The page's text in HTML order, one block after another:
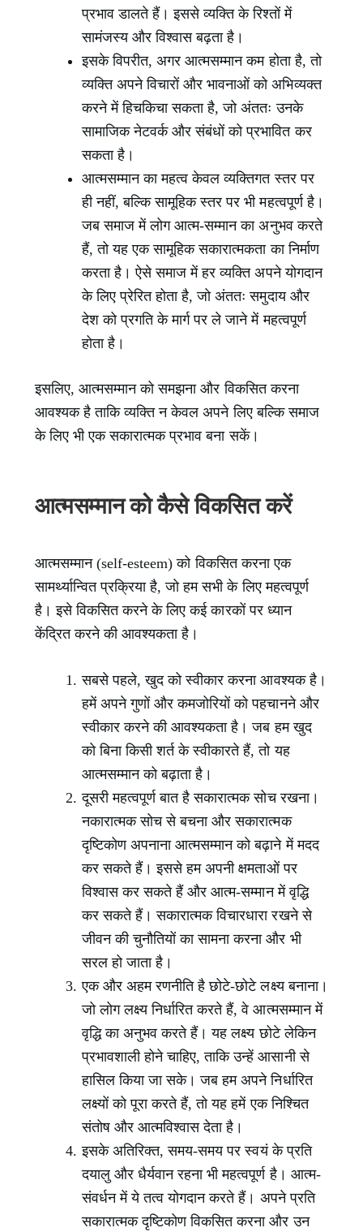
प्रभाव डालते हैं। इससे व्यक्ति के रिश्तों में
सामंजस्य और विश्वास बढ़ता है।
इसके विपरीत, अगर आत्मसम्मान कम होता है, तो
व्यक्ति अपने विचारों और भावनाओं को अभिव्यक्त
करने में हिचकिचा सकता है, जो अंततः उनके
सामाजिक नेटवर्क और संबंधों को प्रभावित कर
सकता है।
आत्मसम्मान का महत्व केवल व्यक्तिगत स्तर पर
ही नहीं, बल्कि सामूहिक स्तर पर भी महत्वपूर्ण है।
जब समाज में लोग आत्म-सम्मान का अनुभव करते
हैं, तो यह एक सामूहिक सकारात्मकता का निर्माण
करता है। ऐसे समाज में हर व्यक्ति अपने योगदान
के लिए प्रेरित होता है, जो अंततः समुदाय और
देश को प्रगति के मार्ग पर ले जाने में महत्वपूर्ण
होता है।
इसलिए, आत्मसम्मान को समझना और विकसित करना
आवश्यक है ताकि व्यक्ति न केवल अपने लिए बल्कि समाज
के लिए भी एक सकारात्मक प्रभाव बना सकें।
आत्मसम्मान को कैसे विकसित करें
आत्मसम्मान (self-esteem) को विकसित करना एक
सामर्थ्यान्वित प्रक्रिया है, जो हम सभी के लिए महत्वपूर्ण
है। इसे विकसित करने के लिए कई कारकों पर ध्यान
केंद्रित करने की आवश्यकता है।
सबसे पहले, खुद को स्वीकार करना आवश्यक है।
हमें अपने गुणों और कमजोरियों को पहचानने और
स्वीकार करने की आवश्यकता है। जब हम खुद
को बिना किसी शर्त के स्वीकारते हैं, तो यह
आत्मसम्मान को बढ़ाता है।
दूसरी महत्वपूर्ण बात है सकारात्मक सोच रखना।
नकारात्मक सोच से बचना और सकारात्मक
दृष्टिकोण अपनाना आत्मसम्मान को बढ़ाने में मदद
कर सकते हैं। इससे हम अपनी क्षमताओं पर
विश्वास कर सकते हैं और आत्म-सम्मान में वृद्धि
कर सकते हैं। सकारात्मक विचारधारा रखने से
जीवन की चुनौतियों का सामना करना और भी
सरल हो जाता है।
एक और अहम रणनीति है छोटे-छोटे लक्ष्य बनाना।
जो लोग लक्ष्य निर्धारित करते हैं, वे आत्मसम्मान में
वृद्धि का अनुभव करते हैं। यह लक्ष्य छोटे लेकिन
प्रभावशाली होने चाहिए, ताकि उन्हें आसानी से
हासिल किया जा सके। जब हम अपने निर्धारित
लक्ष्यों को पूरा करते हैं, तो यह हमें एक निश्चित
संतोष और आत्मविश्वास देता है।
इसके अतिरिक्त, समय-समय पर स्वयं के प्रति
दयालु और धैर्यवान रहना भी महत्वपूर्ण है। आत्म-
संवर्धन में ये तत्व योगदान करते हैं। अपने प्रति
सकारात्मक दृष्टिकोण विकसित करना और उन